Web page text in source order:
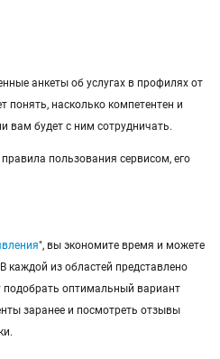
анкеты об услугах в профилях от
понять, насколько компетентен и
вам будет с ним сотрудничать.
пользования сервисом, его
", вы экономите время и можете
каждой из областей представлено
оптимальный вариант
заранее и посмотреть отзывы